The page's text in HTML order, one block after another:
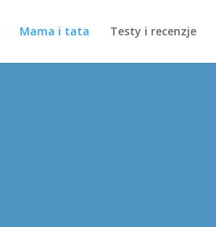
Mama i tata Testy i recenzje